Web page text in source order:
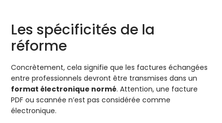
Les spécificités de la
réforme
Concrètement, cela signifie que les factures échangées
entre professionnels devront être transmises dans un
format électronique normé. Attention, une facture
PDF ou scannée n’est pas considérée comme
électronique.